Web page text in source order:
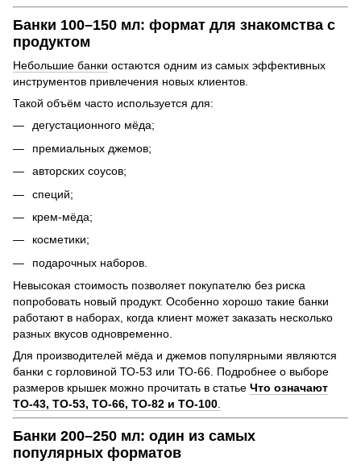
Банки 100–150 мл: формат для знакомства с
продуктом
Небольшие банки остаются одним из самых эффективных
инструментов привлечения новых клиентов.
Такой объём часто используется для:
дегустационного мёда;
премиальных джемов;
авторских соусов;
специй;
крем-мёда;
косметики;
подарочных наборов.
Невысокая стоимость позволяет покупателю без риска
попробовать новый продукт. Особенно хорошо такие банки
работают в наборах, когда клиент может заказать несколько
разных вкусов одновременно.
Для производителей мёда и джемов популярными являются
банки с горловиной ТО-53 или ТО-66. Подробнее о выборе
размеров крышек можно прочитать в статье Что означают
ТО-43, ТО-53, ТО-66, ТО-82 и ТО-100.
Банки 200–250 мл: один из самых
популярных форматов